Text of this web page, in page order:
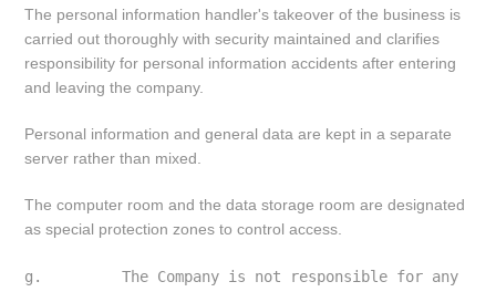
The personal information handler's takeover of the business is
carried out thoroughly with security maintained and clarifies
responsibility for personal information accidents after entering
and leaving the company.
Personal information and general data are kept in a separate
server rather than mixed.
The computer room and the data storage room are designated
as special protection zones to control access.
g.         The Company is not responsible for any